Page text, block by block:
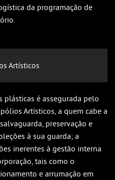
da programação de
Artísticos
plásticas é assegurada pelo
Artísticos, a quem cabe a
preservação e
à sua guarda; a
inerentes à gestão interna
tais como o
e arrumação em